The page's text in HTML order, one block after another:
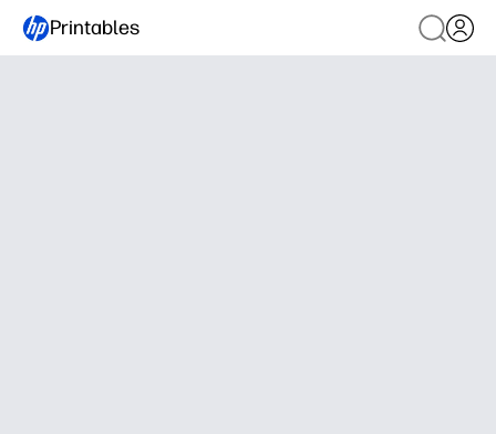
Printables